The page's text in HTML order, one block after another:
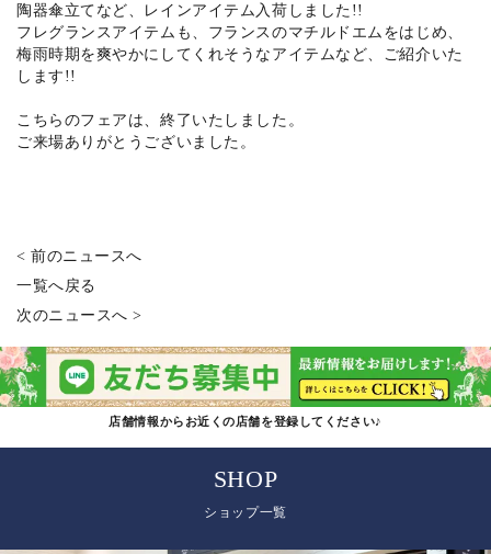
陶器傘立てなど、レインアイテム入荷しました!!
フレグランスアイテムも、フランスのマチルドエムをはじめ、
梅雨時期を爽やかにしてくれそうなアイテムなど、ご紹介いた
します!!
こちらのフェアは、終了いたしました。
ご来場ありがとうございました。
< 前のニュースへ
一覧へ戻る
次のニュースへ >
店舗情報からお近くの店舗を登録してください♪
SHOP
ショップ一覧